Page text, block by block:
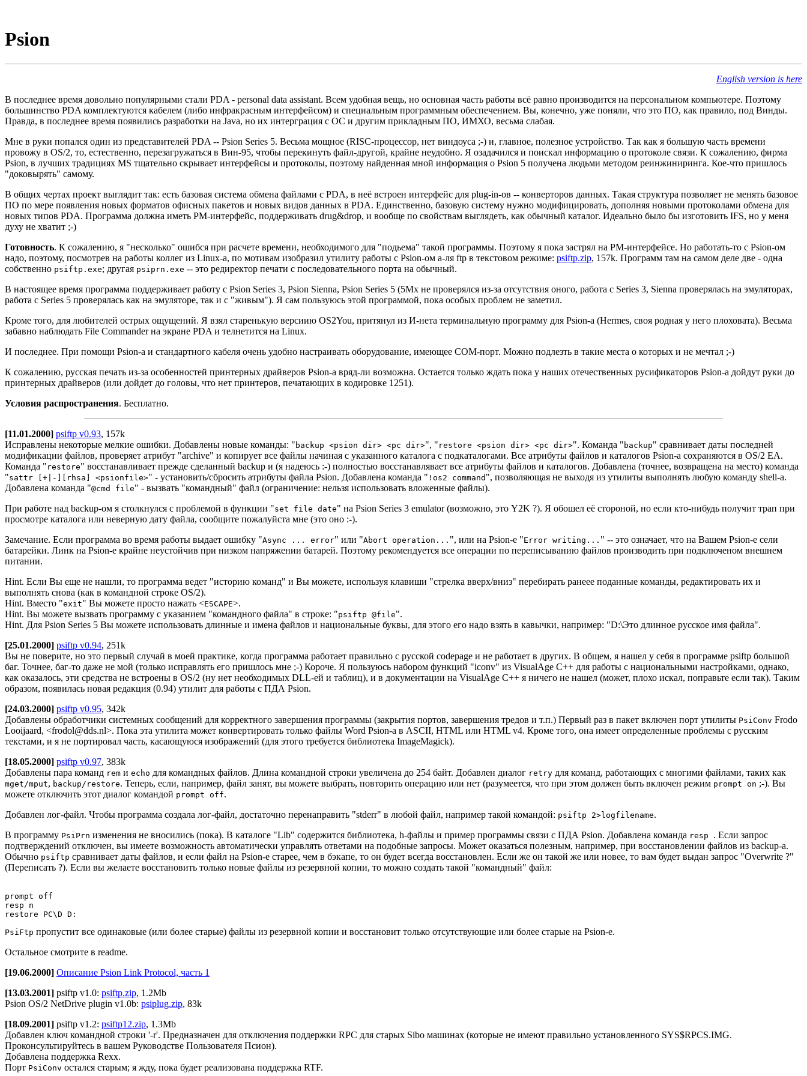
Psion
English version is here
В последнее время довольно популярными стали PDA - personal data assistant. Всем удобная вещь, но основная часть работы всё равно производится на персональном компьютере. Поэтому
большинство PDA комплектуются кабелем (либо инфракрасным интерфейсом) и специальным программным обеспечением. Вы, конечно, уже поняли, что это ПО, как правило, под Винды.
Правда, в последнее время появились разработки на Java, но их интерграция с ОС и другим прикладным ПО, ИМХО, весьма слабая.
Мне в руки попался один из представителей PDA -- Psion Series 5. Весьма мощное (RISC-процессор, нет виндоуса ;-) и, главное, полезное устройство. Так как я большую часть времени
провожу в OS/2, то, естественно, перезагружаться в Вин-95, чтобы перекинуть файл-другой, крайне неудобно. Я озадачился и поискал информацию о протоколе связи. К сожалению, фирма
Psion, в лучших традициях MS тщательно скрывает интерфейсы и протоколы, поэтому найденная мной информация о Psion 5 получена людьми методом реинжиниринга. Кое-что пришлось
"доковырять" самому.
В общих чертах проект выглядит так: есть базовая система обмена файлами с PDA, в неё встроен интерфейс для plug-in-ов -- конверторов данных. Такая структура позволяет не менять базовое
ПО по мере появления новых форматов офисных пакетов и новых видов данных в PDA. Единственно, базовую систему нужно модифицировать, дополняя новыми протоколами обмена для
новых типов PDA. Программа должна иметь PM-интерфейс, поддерживать drug&drop, и вообще по свойствам выглядеть, как обычный каталог. Идеально было бы изготовить IFS, но у меня
духу не хватит ;-)
Готовность. К сожалению, я "несколько" ошибся при расчете времени, необходимого для "подьема" такой программы. Поэтому я пока застрял на PM-интерфейсе. Но работать-то с Psion-ом
надо, поэтому, посмотрев на работы коллег из Linux-а, по мотивам изобразил утилиту работы с Psion-ом а-ля ftp в текстовом режиме: psiftp.zip, 157k. Программ там на самом деле две - одна
собственно psiftp.exe; другая psiprn.exe -- это редиректор печати с последовательного порта на обычный.
В настоящее время программа поддерживает работу с Psion Series 3, Psion Sienna, Psion Series 5 (5Mx не проверялся из-за отсутствия оного, работа с Series 3, Sienna проверялась на эмуляторах,
работа с Series 5 проверялась как на эмуляторе, так и с "живым"). Я сам пользуюсь этой программой, пока особых проблем не заметил.
Кроме того, для любителей острых ощущений. Я взял старенькую версиию OS2You, притянул из И-нета терминальную программу для Psion-а (Hermes, своя родная у него плоховата). Весьма
забавно наблюдать File Commander на экране PDA и телнетится на Linux.
И последнее. При помощи Psion-а и стандартного кабеля очень удобно настраивать оборудование, имеющее COM-порт. Можно подлезть в такие места о которых и не мечтал ;-)
К сожалению, русская печать из-за особенностей принтерных драйверов Psion-а вряд-ли возможна. Остается только ждать пока у наших отечественных русификаторов Psion-а дойдут руки до
принтерных драйверов (или дойдет до головы, что нет принтеров, печатающих в кодировке 1251).
Условия распространения. Бесплатно.
[11.01.2000] psiftp v0.93, 157k
Исправлены некоторые мелкие ошибки. Добавлены новые команды: " backup <psion dir> <pc dir>", " restore <psion dir> <pc dir>". Команда " backup" сравнивает даты последней
модификации файлов, проверяет атрибут "archive" и копирует все файлы начиная с указанного каталога с подкаталогами. Все атрибуты файлов и каталогов Psion-а сохраняются в OS/2 EA.
Команда " restore" восстанавливает прежде сделанный backup и (я надеюсь :-) полностью восстанавлявает все атрибуты файлов и каталогов. Добавлена (точнее, возвращена на место) команда
"sattr [+|-][rhsa] <psionfile>" - установить/сбросить атрибуты файла Psion. Добавлена команда " !os2 command ", позволяющая не выходя из утилиты выполнять любую команду shell-а.
Добавлена команда "@cmd file" - вызвать "командный" файл (ограничение: нельзя использовать вложенные файлы).
При работе над backup-ом я столкнулся с проблемой в функции "set file date" на Psion Series 3 emulator (возможно, это Y2K ?). Я обошел её стороной, но если кто-нибудь получит трап при
просмотре каталога или неверную дату файла, сообщите пожалуйста мне (это оно :-).
Замечание. Если программа во время работы выдает ошибку "Async ... error" или "Abort operation... ", или на Psion-е "Error writing... " -- это означает, что на Вашем Psion-е сели
батарейки. Линк на Psion-е крайне неустойчив при низком напряжении батарей. Поэтому рекомендуется все операции по переписыванию файлов производить при подключеном внешнем
питании.
Hint. Если Вы еще не нашли, то программа ведет "историю команд" и Вы можете, используя клавиши "стрелка вверх/вниз" перебирать ранеее поданные команды, редактировать их и
выполнять снова (как в командной строке OS/2).
Hint. Вместо "exit" Вы можете просто нажать <ESCAPE>.
Hint. Вы можете вызвать программу с указанием "командного файла" в строке: "psiftp @file".
Hint. Для Psion Series 5 Вы можете использовать длинные и имена файлов и национальные буквы, для этого его надо взять в кавычки, например: "D:\Это длинное русское имя файла".
[25.01.2000] psiftp v0.94, 251k
Вы не поверите, но это первый случай в моей практике, когда программа работает правильно с русской codepage и не работает в других. В общем, я нашел у себя в программе psiftp большой
баг. Точнее, баг-то даже не мой (только исправлять его пришлось мне ;-) Короче. Я пользуюсь набором функций "iconv" из VisualAge C++ для работы с национальными настройками, однако,
как оказалось, эти средства не встроены в OS/2 (ну нет необходимых DLL-ей и таблиц), и в документации на VisualAge C++ я ничего не нашел (может, плохо искал, поправьте если так). Таким
образом, появилась новая редакция (0.94) утилит для работы с ПДА Psion.
[24.03.2000] psiftp v0.95, 342k
Добавлены обработчики системных сообщений для корректного завершения программы (закрытия портов, завершения тредов и т.п.) Первый раз в пакет включен порт утилиты PsiConv Frodo
Looijaard, <frodol@dds.nl>. Пока эта утилита может конвертировать только файлы Word Psion-а в ASCII, HTML или HTML v4. Кроме того, она имеет определенные проблемы с русским
текстами, и я не портировал часть, касающуюся изображений (для этого требуется библиотека ImageMagick).
[18.05.2000] psiftp v0.97, 383k
Добавлены пара команд rem и echo для командных файлов. Длина командной строки увеличена до 254 байт. Добавлен диалог retry для команд, работающих с многими файлами, таких как
mget/mput, backup/restore. Теперь, если, например, файл занят, вы можете выбрать, повторить операцию или нет (разумеется, что при этом должен быть включен режим prompt on ;-). Вы
можете отключить этот диалог командой prompt off.
Добавлен лог-файл. Чтобы программа создала лог-файл, достаточно перенаправить "stderr" в любой файл, например такой командой: psiftp 2>logfilename.
В программу PsiPrn изменения не вносились (пока). В каталоге "Lib" содержится библиотека, h-файлы и пример программы связи с ПДА Psion. Добавлена команда resp . Если запрос
подтверждений отключен, вы имеете возможность автоматически управлять ответами на подобные запросы. Может оказаться полезным, например, при восстановлении файлов из backup-а.
Обычно psiftp сравнивает даты файлов, и если файл на Psion-е старее, чем в бэкапе, то он будет всегда восстановлен. Если же он такой же или новее, то вам будет выдан запрос "Overwrite ?"
(Переписать ?). Если вы желаете восстановить только новые файлы из резервной копии, то можно создать такой "командный" файл:
prompt off
resp n
PsiFtp пропустит все одинаковые (или более старые) файлы из резервной копии и восстановит только отсутствующие или более старые на Psion-е.
Остальное смотрите в readme.
[19.06.2000] Описание Psion Link Protocol, часть 1
[13.03.2001] psiftp v1.0: psiftp.zip, 1.2Mb
Psion OS/2 NetDrive plugin v1.0b: psiplug.zip, 83k
[18.09.2001] psiftp v1.2: psiftp12.zip, 1.3Mb
Добавлен ключ командной строки '-r'. Предназначен для отключения поддержки RPC для старых Sibo машинах (которые не имеют правильно установленного SYS$RPCS.IMG.
Проконсультируйтесь в вашем Руководстве Пользователя Псион).
Добавлена поддержка Rexx.
Порт PsiConv остался старым; я жду, пока будет реализована поддержка RTF.